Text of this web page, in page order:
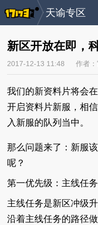
天谕专区
新区开放在即，
2017-12-13 11:48 作者
我们的新资料片将会
开启资料片新服，相
入新服的队列当中。
那么问题来了：新服
呢？
第一优先级：主线任务
主线任务是新区冲级
沿着主线任务的路径